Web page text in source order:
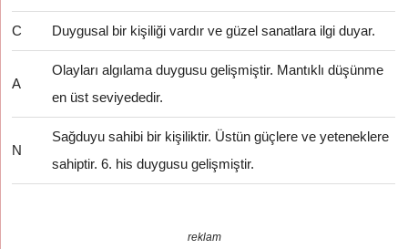
C Duygusal bir kişiliği vardır ve güzel sanatlara ilgi duyar.
A
Olayları algılama duygusu gelişmiştir. Mantıklı düşünme
en üst seviyededir.
N
Sağduyu sahibi bir kişiliktir. Üstün güçlere ve yeteneklere
sahiptir. 6. his duygusu gelişmiştir.
reklam